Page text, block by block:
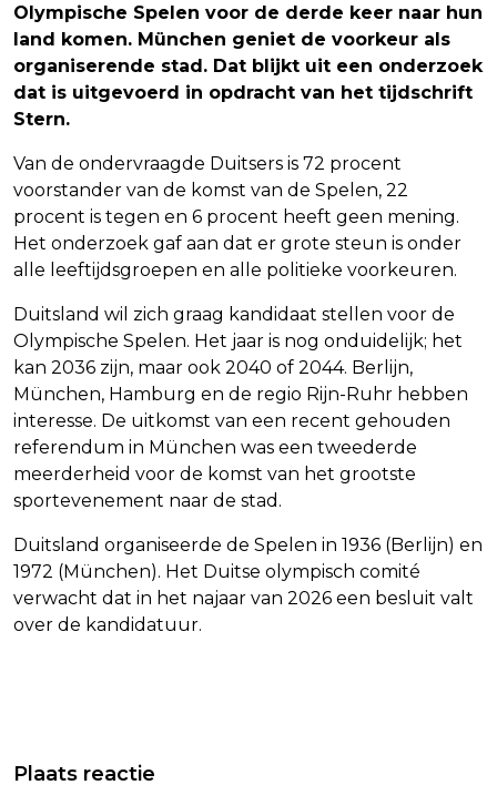
Olympische Spelen voor de derde keer naar hun
land komen. München geniet de voorkeur als
organiserende stad. Dat blijkt uit een onderzoek
dat is uitgevoerd in opdracht van het tijdschrift
Stern.
Van de ondervraagde Duitsers is 72 procent
voorstander van de komst van de Spelen, 22
procent is tegen en 6 procent heeft geen mening.
Het onderzoek gaf aan dat er grote steun is onder
alle leeftijdsgroepen en alle politieke voorkeuren.
Duitsland wil zich graag kandidaat stellen voor de
Olympische Spelen. Het jaar is nog onduidelijk; het
kan 2036 zijn, maar ook 2040 of 2044. Berlijn,
München, Hamburg en de regio Rijn-Ruhr hebben
interesse. De uitkomst van een recent gehouden
referendum in München was een tweederde
meerderheid voor de komst van het grootste
sportevenement naar de stad.
Duitsland organiseerde de Spelen in 1936 (Berlijn) en
1972 (München). Het Duitse olympisch comité
verwacht dat in het najaar van 2026 een besluit valt
over de kandidatuur.
2040 VOORAL ALS STIP OP DE
50 CENT-ROMAN ALS
Plaats reactie